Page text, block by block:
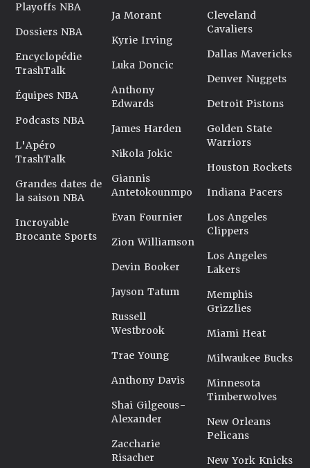
Playoffs NBA
Dossiers NBA
Encyclopédie
TrashTalk
Équipes NBA
Podcasts NBA
L'Apéro
TrashTalk
Grandes dates de
la saison NBA
Incroyable
Brocante Sports
Ja Morant
Kyrie Irving
Luka Doncic
Anthony
Edwards
James Harden
Nikola Jokic
Giannis
Antetokounmpo
Evan Fournier
Zion Williamson
Devin Booker
Jayson Tatum
Russell
Westbrook
Trae Young
Anthony Davis
Shai Gilgeous-
Alexander
Zaccharie
Risacher
Cleveland
Cavaliers
Dallas Mavericks
Denver Nuggets
Detroit Pistons
Golden State
Warriors
Houston Rockets
Indiana Pacers
Los Angeles
Clippers
Los Angeles
Lakers
Memphis
Grizzlies
Miami Heat
Milwaukee Bucks
Minnesota
Timberwolves
New Orleans
Pelicans
New York Knicks